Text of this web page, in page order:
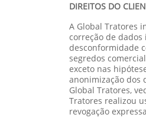
DIREITOS DO
A Global Tratores
correção de dados
desconformidade
segredos
exceto nas
anonimização dos
Global Tratores,
Tratores realizou
revogação